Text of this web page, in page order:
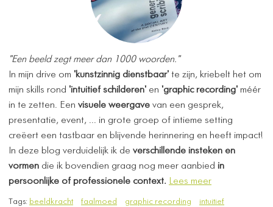
"Een beeld zegt meer dan 1000 woorden."
In mijn drive om 'kunstzinnig dienstbaar' te zijn, kriebelt het om
mijn skills rond 'intuitief schilderen' en 'graphic recording' méér
in te zetten. Een visuele weergave van een gesprek,
presentatie, event, ... in grote groep of intieme setting
creëert een tastbaar en blijvende herinnering en heeft impact!
In deze blog verduidelijk ik de verschillende insteken en
vormen die ik bovendien graag nog meer aanbied in
persoonlijke of professionele context. Lees meer
Tags: beeldkracht faalmoed graphic recording
intuitief